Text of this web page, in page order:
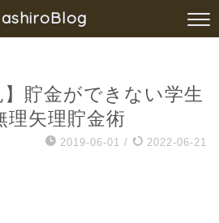
】貯金ができない学生
理矢理貯金術
2019-06-01 / 2022-06-21